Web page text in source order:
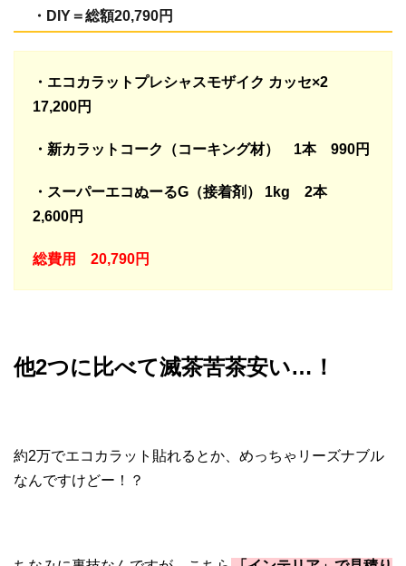
・DIY＝総額20,790円
・エコカラットプレシャスモザイク カッセ×2
17,200円
・新カラットコーク（コーキング材） 1本 990円
・スーパーエコぬーるG（接着剤） 1kg 2本
2,600円
総費用 20,790円
他2つに比べて滅茶苦茶安い…！
約2万でエコカラット貼れるとか、めっちゃリーズナブル
なんですけどー！？